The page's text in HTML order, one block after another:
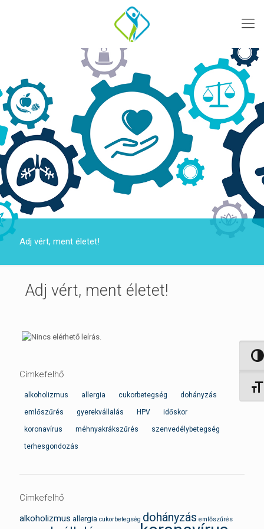
Adj vért, ment életet!
Adj vért, ment életet!
Címkefelhő
alkoholizmus allergia cukorbetegség dohányzás
emlőszűrés gyerekvállalás HPV időskor
koronavírus méhnyakrákszűrés szenvedélybetegség
terhesgondozás
Címkefelhő
alkoholizmus allergia cukorbetegség dohányzás emlőszűrés